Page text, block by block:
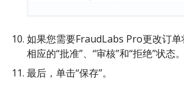
如果您需要FraudLabs Pro更改订
相应的“批准”、“审核”和“拒绝”状态。
最后，单击“保存”。